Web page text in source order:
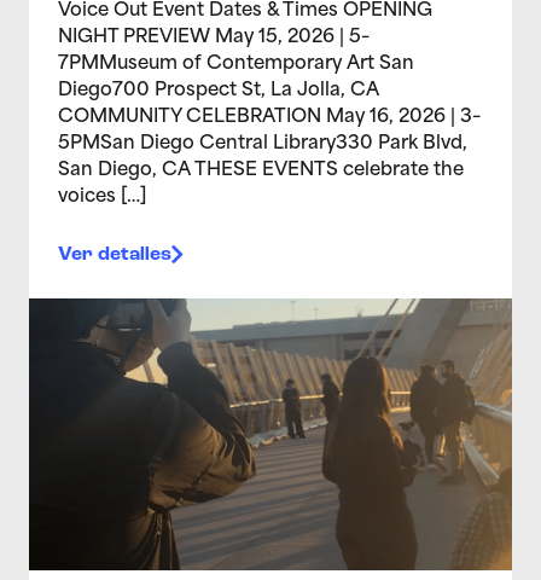
Voice Out Event Dates & Times OPENING
NIGHT PREVIEW May 15, 2026 | 5–
7PMMuseum of Contemporary Art San
Diego700 Prospect St, La Jolla, CA
COMMUNITY CELEBRATION May 16, 2026 | 3–
5PMSan Diego Central Library330 Park Blvd,
San Diego, CA THESE EVENTS celebrate the
voices […]
Ver detalles
>Teen Media Arts Studio – Family Saturday